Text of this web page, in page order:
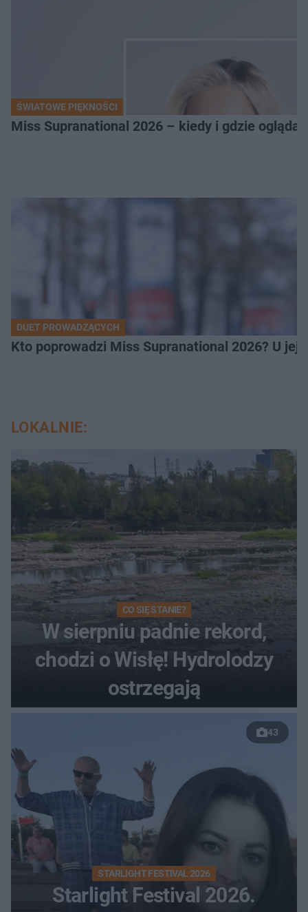
ŚWIATOWE PIĘKNOŚCI
Miss Supranational 2026 – kiedy i gdzie
DUET PROWADZĄCYCH
Kto poprowadzi Miss Supranational 2026? U jej
LOKALNIE:
CO SIĘ STANIE?
W sierpniu padnie rekord,
chodzi o Wisłę! Hydrolodzy
ostrzegają
43
STARLIGHT FESTIVAL 2026
Starlight Festival 2026.